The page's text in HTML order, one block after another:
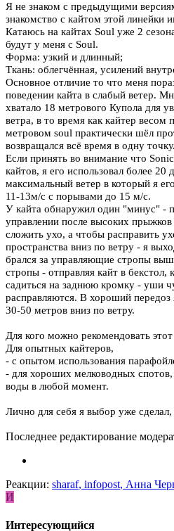
Я не знаком с предыдущими
знакомство с кайтом этой линейки
Катаюсь на кайтах Soul уже 2
будут у меня с Soul.
Форма: узкий и длинный;
Ткань: облегчённая, усилений
Основное отличие то что меня
поведении кайта в слабый ветер.
хватало 18 метрового Купола для
ветра, в то время как кайтер весом
метровом soul практически шёл
возвращался всё время в одну точку.
Если принять во внимание что
кайтов, я его использовал более 20
максимальный ветер в который я
11-13м/с с порывами до 15 м/с.
У кайта обнаружил один "минус" -
управлении после высоких
сложить ухо, а чтобы расправить
пространства вниз по ветру - я
брался за управляющие стропы
стропы - отправляя кайт в бекстол,
садиться на заднюю кромку - уши
расправляются. В хороший передоз
30-50 метров вниз по ветру.
Для кого можно рекомендовать этот
Для опытных кайтеров,
- с опытом использования
- для хороших мелководных
воды в любой момент.
Лично для себя я выбор уже
Последнее редактирование
Реакции: sharaf, infopost, Анна
И
Интересующийся